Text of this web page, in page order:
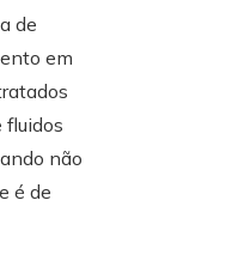
de
em
fluidos
não
é de